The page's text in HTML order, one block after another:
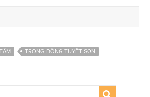
TRONG ĐỘNG TUYẾT SƠN